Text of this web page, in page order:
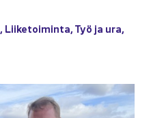
, Lii­ke­toi­min­ta,Työ ja ura,